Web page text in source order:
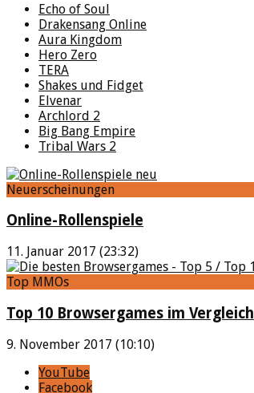
Echo of Soul
Drakensang Online
Aura Kingdom
Hero Zero
TERA
Shakes und Fidget
Elvenar
Archlord 2
Big Bang Empire
Tribal Wars 2
Neuerscheinungen
Online-Rollenspiele
11. Januar 2017 (23:32)
Top MMOs
Top 10 Browsergames im Vergleich
9. November 2017 (10:10)
YouTube
Facebook